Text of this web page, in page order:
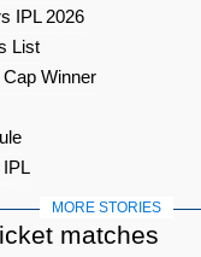
IPL 2026
List
Winner
MORE STORIES
matches